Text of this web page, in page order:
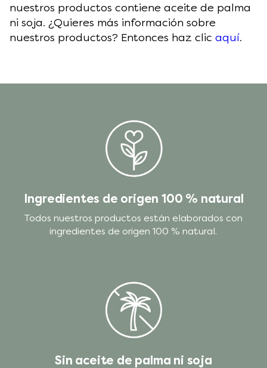
nuestros productos contiene aceite de palma
ni soja. ¿Quieres más información sobre
nuestros productos? Entonces haz clic aquí.
Ingredientes de origen 100 % natural
Todos nuestros productos están elaborados con
ingredientes de origen 100 % natural.
Sin aceite de palma ni soja